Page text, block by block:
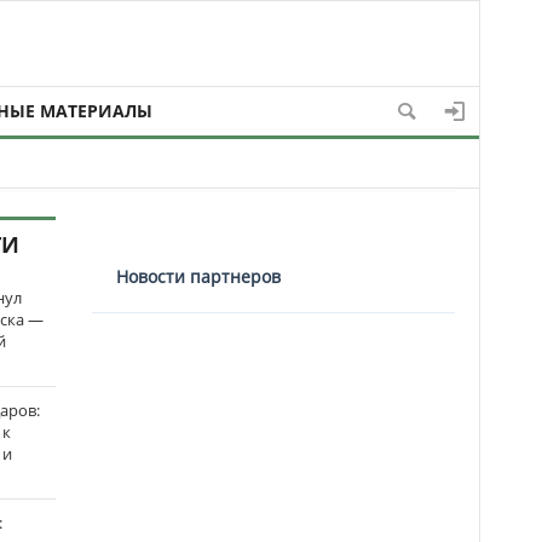
МАТЕРИАЛЫ
—
Новости партнеров